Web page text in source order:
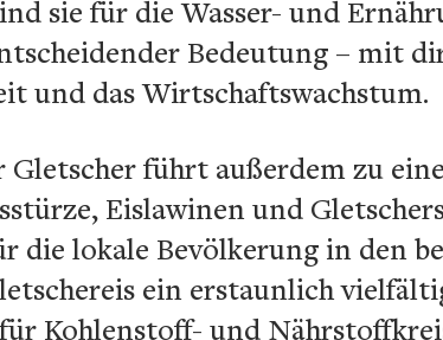
sie für die Wasser- und
Bedeutung – mit
und das Wirtschaftswachstum.
Gletscher führt außerdem zu
Eislawinen und
die lokale Bevölkerung in den
ein erstaunlich
Kohlenstoff- und